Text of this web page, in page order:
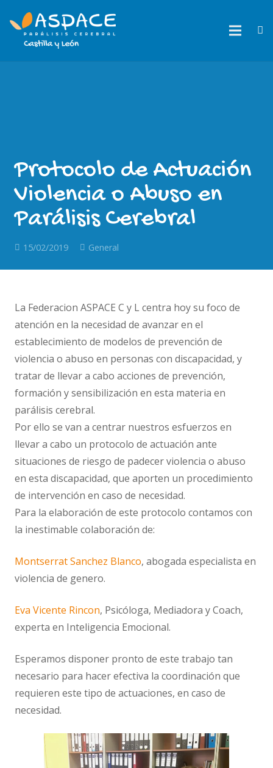
Protocolo de Actuación
Violencia o Abuso en
Parálisis Cerebral
15/02/2019 General
La Federacion ASPACE C y L centra hoy su foco de
atención en la necesidad de avanzar en el
establecimiento de modelos de prevención de
violencia o abuso en personas con discapacidad, y
tratar de llevar a cabo acciones de prevención,
formación y sensibilización en esta materia en
parálisis cerebral.
Por ello se van a centrar nuestros esfuerzos en
llevar a cabo un protocolo de actuación ante
situaciones de riesgo de padecer violencia o abuso
en esta discapacidad, que aporten un procedimiento
de intervención en caso de necesidad.
Para la elaboración de este protocolo contamos con
la inestimable colaboración de:
Montserrat Sanchez Blanco, abogada especialista en
violencia de genero.
Eva Vicente Rincon, Psicóloga, Mediadora y Coach,
experta en Inteligencia Emocional.
Esperamos disponer pronto de este trabajo tan
necesario para hacer efectiva la coordinación que
requieren este tipo de actuaciones, en caso de
necesidad.